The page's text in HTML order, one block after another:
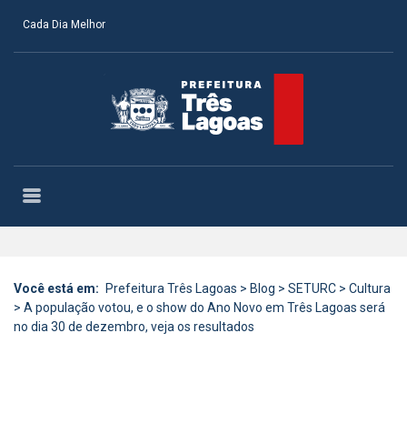
Cada Dia Melhor
Você está em: Prefeitura Três Lagoas > Blog > SETURC > Cultura
> A população votou, e o show do Ano Novo em Três Lagoas será
no dia 30 de dezembro, veja os resultados